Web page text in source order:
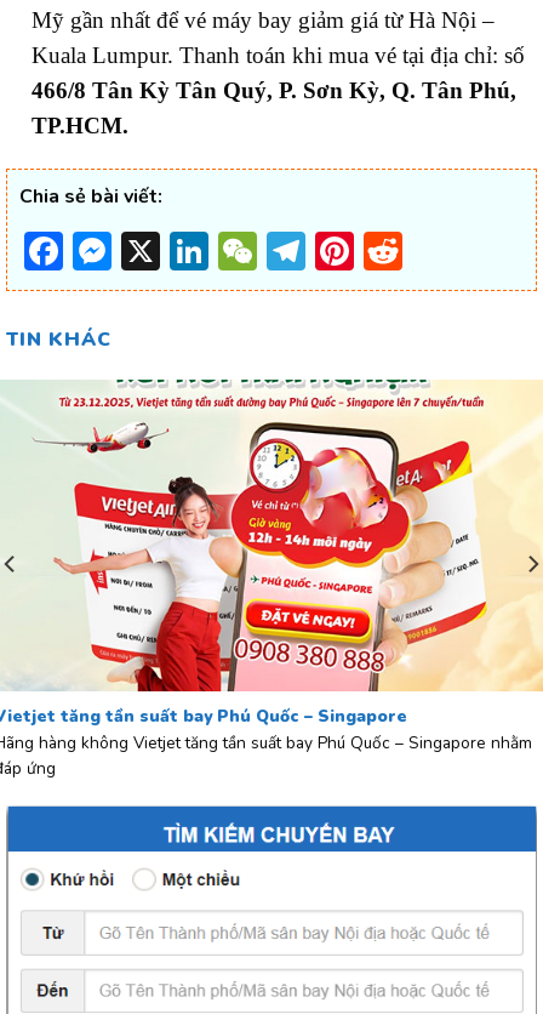
Mỹ gần nhất để vé máy bay giảm giá từ Hà Nội –
Kuala Lumpur. Thanh toán khi mua vé tại địa chỉ: số
466/8 Tân Kỳ Tân Quý, P. Sơn Kỳ, Q. Tân Phú,
TP.HCM.
Chia sẻ bài viết:
Facebook
Messenger
X LinkedIn
WeChat
Telegram
Pinterest
TIN KHÁC
tăng tần suất bay Phú Quốc – Singapore
hàng không Vietjet tăng tần suất bay Phú Quốc – Singapore nhằm
ứng